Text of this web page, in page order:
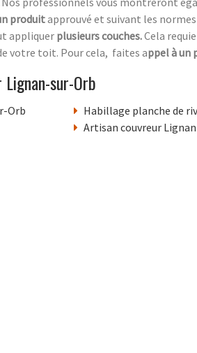
produitapprouvé et suivant les
appliquer plusieurs couches.Cela
votre toit. Pour cela, faites appel à un
sur-Orb
Orb
Habillage planche de
Artisan couvreur